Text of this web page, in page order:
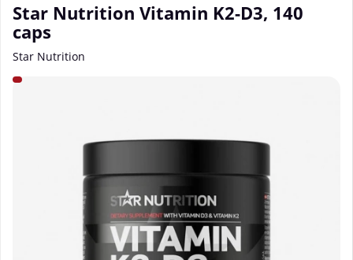
Star Nutrition Vitamin K2-D3, 140
caps
Star Nutrition
Produktbilder Star Nutrition Vitamin K2-D3, 140 caps